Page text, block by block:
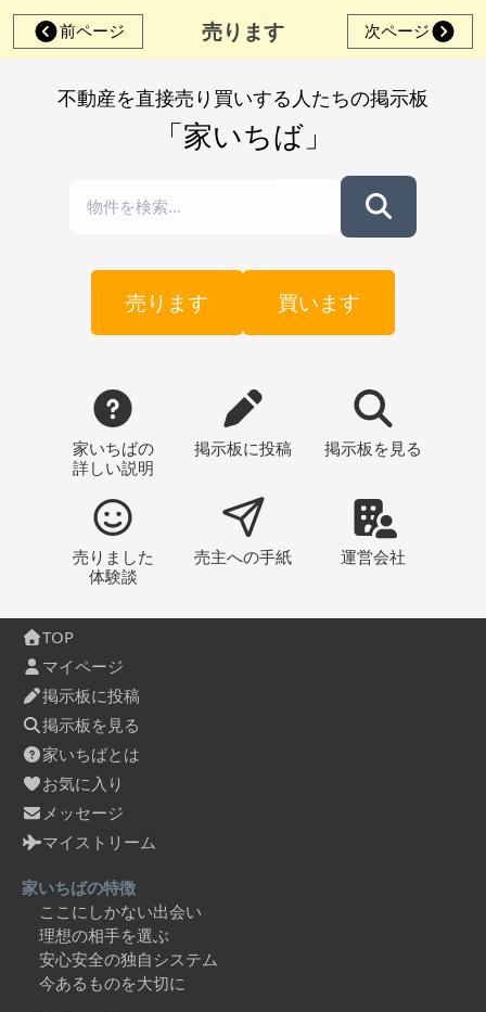
前ページ 売ります 次ページ
不動産を直接売り買いする人たちの掲示板
「家いちば」
売ります 買います
家いちばの
詳しい説明
掲示板に投稿 掲示板 を見る
売りました
体験談
売主への手紙 運営会社
TOP
マイページ
掲示板に投稿
掲示板を見る
家いちばとは
お気に入り
メッセージ
マイストリーム
家いちばの特徴
ここにしかない出会い
理想の相手を選ぶ
安心安全の独自システム
今あるものを大切に